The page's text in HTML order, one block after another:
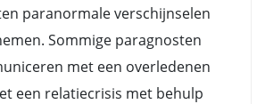
paranormale verschijnselen
Sommige paragnosten
met een overledenen
een relatiecrisis met behulp